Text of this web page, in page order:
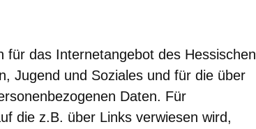
für das Internetangebot des Hessischen
Jugend und Soziales und für die über
Daten. Für
die z.B. über Links verwiesen wird,